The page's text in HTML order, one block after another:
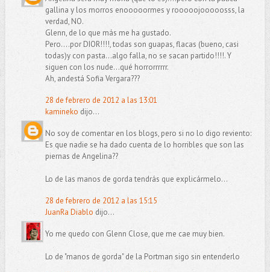
gallina y los morros enooooormes y rooooojooooosss, la
verdad, NO.
Glenn, de lo que más me ha gustado.
Pero....por DIOR!!!!, todas son guapas, flacas (bueno, casi
todas)y con pasta...algo falla, no se sacan partido!!!!. Y
siguen con los nude...qué horrorrrrrr.
Ah, andestá Sofia Vergara???
28 de febrero de 2012 a las 13:01
kamineko dijo...
No soy de comentar en los blogs, pero si no lo digo reviento:
Es que nadie se ha dado cuenta de lo horribles que son las
piernas de Angelina??
Lo de las manos de gorda tendrás que explicármelo...
28 de febrero de 2012 a las 15:15
JuanRa Diablo dijo...
Yo me quedo con Glenn Close, que me cae muy bien.
Lo de "manos de gorda" de la Portman sigo sin entenderlo